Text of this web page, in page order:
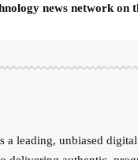
news network on
a leading, unbiased